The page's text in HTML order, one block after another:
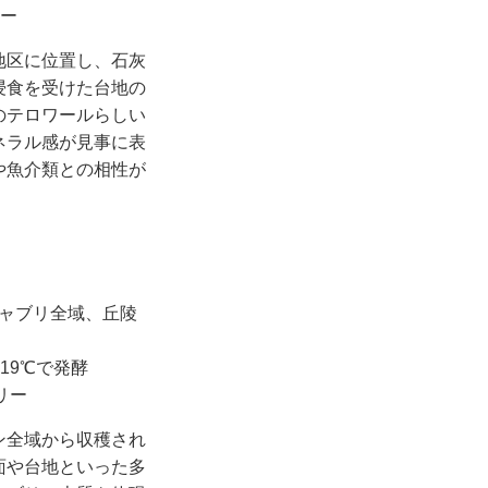
に位置し、石灰
食を受けた台地の
ロワールらしい
ル感が見事に表
魚介類との相性が
ブリ全域、丘陵
19℃で発酵
ー
全域から収穫され
台地といった多